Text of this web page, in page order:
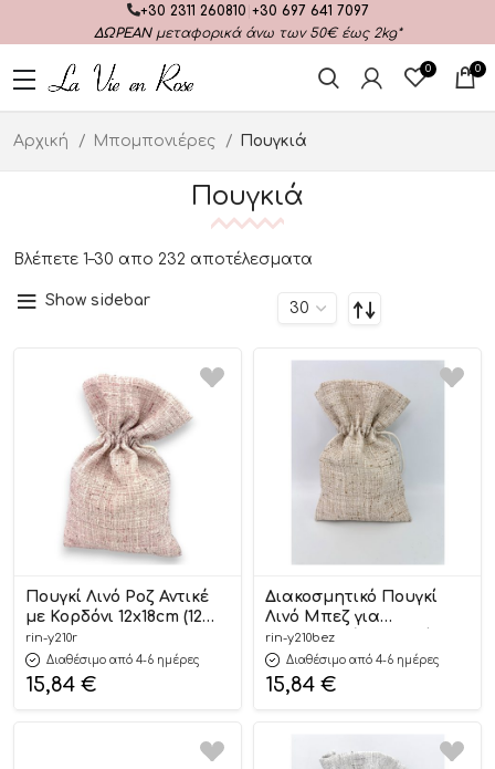
+30 2311 260810 +30 697 641 7097
ΔΩΡΕΑΝμεταφορικά άνω των 50€ έως 2kg*
0 0
Αρχική Μπομπονιέρες Πουγκιά
Πουγκιά
Βλέπετε 1–30 απο 232 αποτέλεσματα
Show sidebar
Πουγκί Λινό Ροζ Αντικέ
με Κορδόνι 12x18cm (12
τμχ) | Υ210Ρ Riniotis
rin-y210r
Διαθέσιμο από 4-6 ημέρες
15,84 €
Διακοσμητικό Πουγκί
Λινό Μπεζ για
Μπομπονιέρες & Δώρα
(12 τμχ) 12x18cm |
Υ210ΜΠΕΖ Riniotis
rin-y210bez
Διαθέσιμο από 4-6 ημέρες
15,84 €